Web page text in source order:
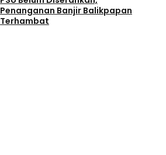
Penanganan Banjir Balikpapan
Terhambat